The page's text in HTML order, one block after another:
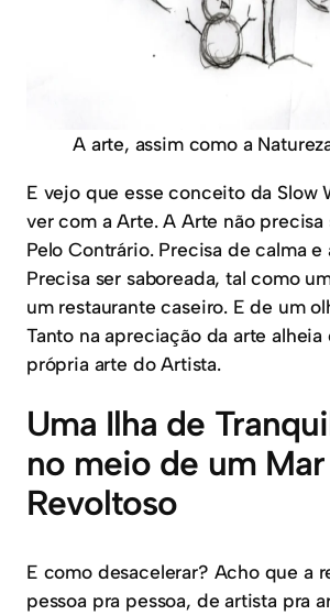
A arte, assim como a
E vejo que esse conceito da Slow
ver com a Arte. A Arte não precisa
Pelo Contrário. Precisa de calma e
Precisa ser saboreada, tal como
um restaurante caseiro. E de um
Tanto na apreciação da arte alheia
própria arte do Artista.
Uma Ilha de
no meio de um Mar
Revoltoso
E como desacelerar? Acho que a
pessoa pra pessoa, de artista pra